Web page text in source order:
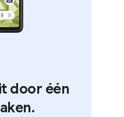
door één